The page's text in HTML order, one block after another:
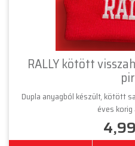
RALLY kötött
Dupla anyagból készült, kötött
éves